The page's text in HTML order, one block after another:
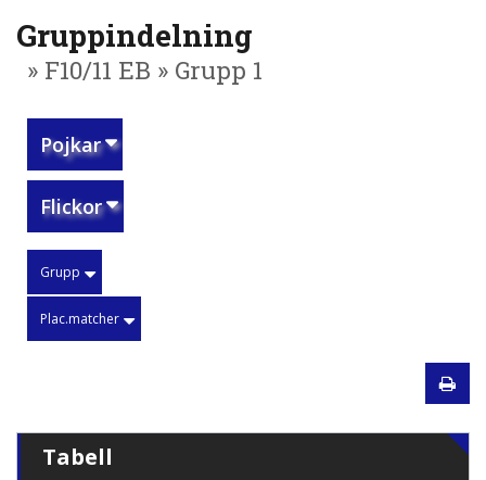
Gruppindelning
» F10/11 EB » Grupp 1
Pojkar
Flickor
Grupp
Plac.matcher
Tabell